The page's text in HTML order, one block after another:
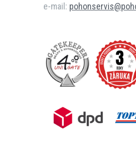
e-mail: